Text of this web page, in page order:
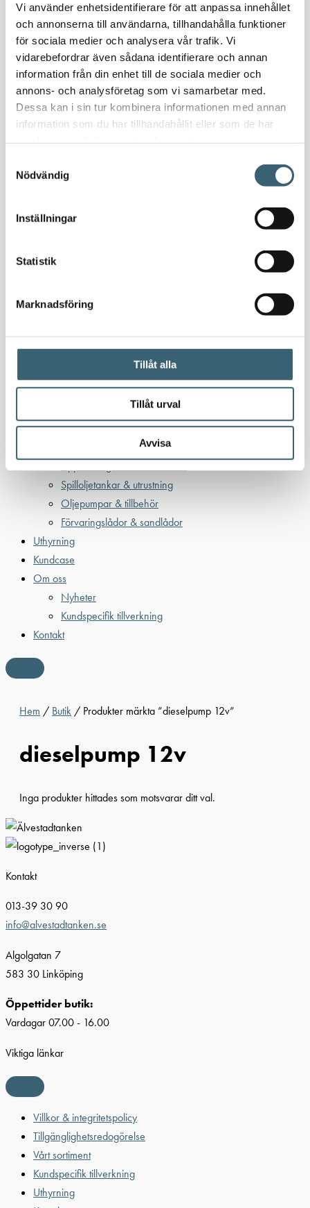
Vi använder enhetsidentifierare för att anpassa innehållet
och annonserna till användarna, tillhandahålla funktioner
för sociala medier och analysera vår trafik. Vi
vidarebefordrar även sådana identifierare och annan
information från din enhet till de sociala medier och
annons- och analysföretag som vi samarbetar med.
Dessa kan i sin tur kombinera informationen med annan
information som du har tillhandahållit eller som de har
Nödvändig
Inställningar
Statistik
Marknadsföring
Tillåt alla
Tillåt urval
Avvisa
Oljeavskiljare & Fettavskiljare
Specialsvetsade lagringstankar
Ståltankar för lagring, transport & process
AdBlue
AdBluetankar
AdBlue transporttankar
AdBluepumpar & tillbehör
Dieseltankar ADR 500-3000 liter
Bensin
Bensinutrustning
Kemikalietankar
Spilloljetankar & utrustning
Oljepumpar & tillbehör
Förvaringslådor & sandlådor
Uthyrning
Kundcase
Om oss
Nyheter
Kundspecifik tillverkning
Kontakt
Hem / Butik / Produkter märkta ”dieselpump 12v”
dieselpump 12v
Inga produkter hittades som motsvarar ditt val.
Kontakt
013-39 30 90
info@alvestadtanken.se
Algolgatan 7
583 30 Linköping
Öppettider butik:
Vardagar 07.00 - 16.00
Viktiga länkar
Villkor & integritetspolicy
Tillgänglighetsredogörelse
Vårt sortiment
Kundspecifik tillverkning
Uthyrning